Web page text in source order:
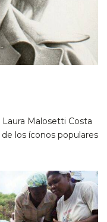
Malosetti Costa
los íconos populares